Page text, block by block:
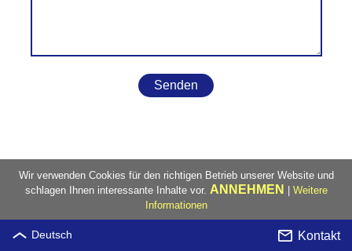
Senden
Kontakt
Wir verwenden Cookies für den richtigen Betrieb unserer Website und
schlagen Ihnen interessante Inhalte vor. ANNEHMEN
Weitere
Informationen